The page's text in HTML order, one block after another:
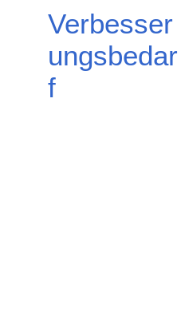
Verbesser
ungsbedar
f